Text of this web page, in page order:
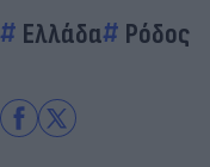
Ελλάδα Ρόδος